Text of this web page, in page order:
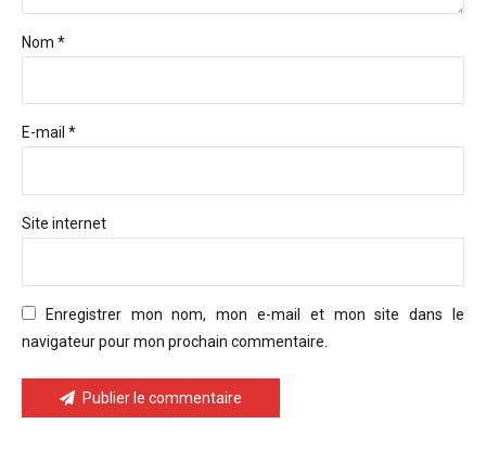
Nom *
E-mail *
Site internet
Enregistrer mon nom, mon e-mail et mon site dans le
navigateur pour mon prochain commentaire.
Publier le commentaire